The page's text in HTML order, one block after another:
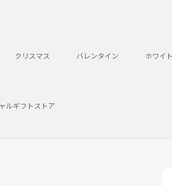
クリスマス バレンタイン ホワイ
ルギフトストア